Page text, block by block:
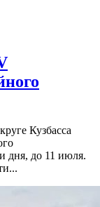
Кузбасса
дня, до 11 июля.